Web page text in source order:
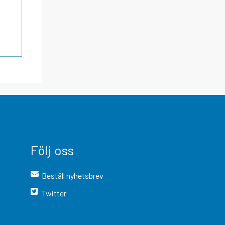
Följ oss
Beställ nyhetsbrev
Twitter